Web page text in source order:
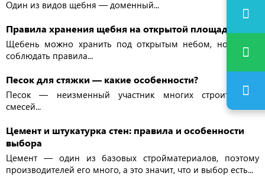
Один из видов щебня — доменный...
Правила хранения щебня на открытой площадке
Щебень можно хранить под открытым небом, но важно
соблюдать правила...
Песок для стяжки — какие особенности?
Песок — неизменный участник многих строительных
смесей...
Цемент и штукатурка стен: правила и особенности
выбора
Цемент — один из базовых стройматериалов, поэтому
производителей его много, а это значит, что и выбор есть...